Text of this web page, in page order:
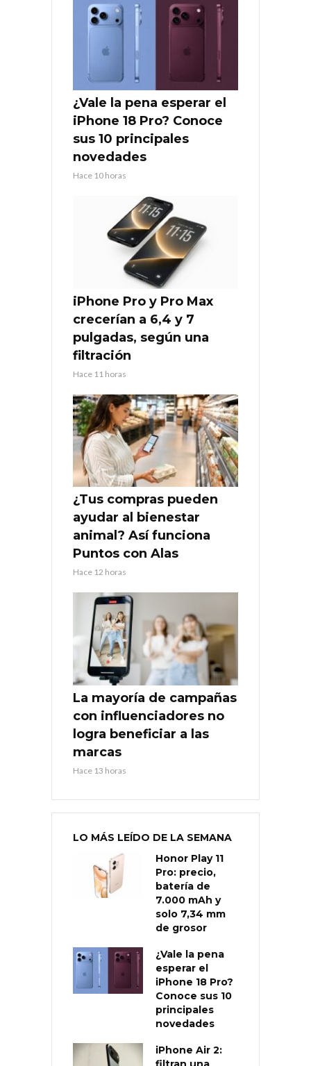
¿Vale la pena esperar el
iPhone 18 Pro? Conoce
sus 10 principales
novedades
Hace 10 horas
iPhone Pro y Pro Max
crecerían a 6,4 y 7
pulgadas, según una
filtración
Hace 11 horas
¿Tus compras pueden
ayudar al bienestar
animal? Así funciona
Puntos con Alas
Hace 12 horas
La mayoría de campañas
con influenciadores no
logra beneficiar a las
marcas
Hace 13 horas
LO MÁS LEÍDO DE LA SEMANA
Honor Play 11
Pro: precio,
batería de
7.000 mAh y
solo 7,34 mm
de grosor
¿Vale la pena
esperar el
iPhone 18 Pro?
Conoce sus 10
principales
novedades
iPhone Air 2: